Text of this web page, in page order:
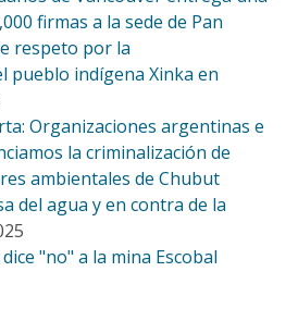
firmas a la sede de Pan
respeto por la
pueblo indígena Xinka en
Organizaciones argentinas e
la criminalización de
ambientales de Chubut
del agua y en contra de la
"no" a la mina Escobal